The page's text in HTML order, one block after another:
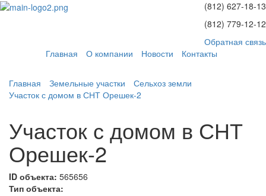
(812) 627-18-13
(812) 779-12-12
Обратная связь
Главная
О компании Новости Контакты
Главная Земельные участки
Сельхоз земли
Участок с домом в СНТ Орешек-2
Участок с домом в СНТ
Орешек-2
ID объекта: 565656
Тип объекта: